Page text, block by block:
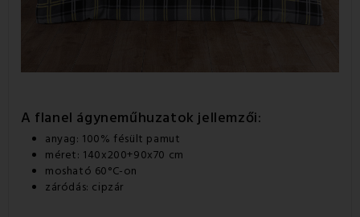
A flanel ágyneműhuzatok jellemzői:
anyag: 100% fésült pamut
méret: 140x200+90x70 cm
mosható 60°C-on
záródás: cipzár